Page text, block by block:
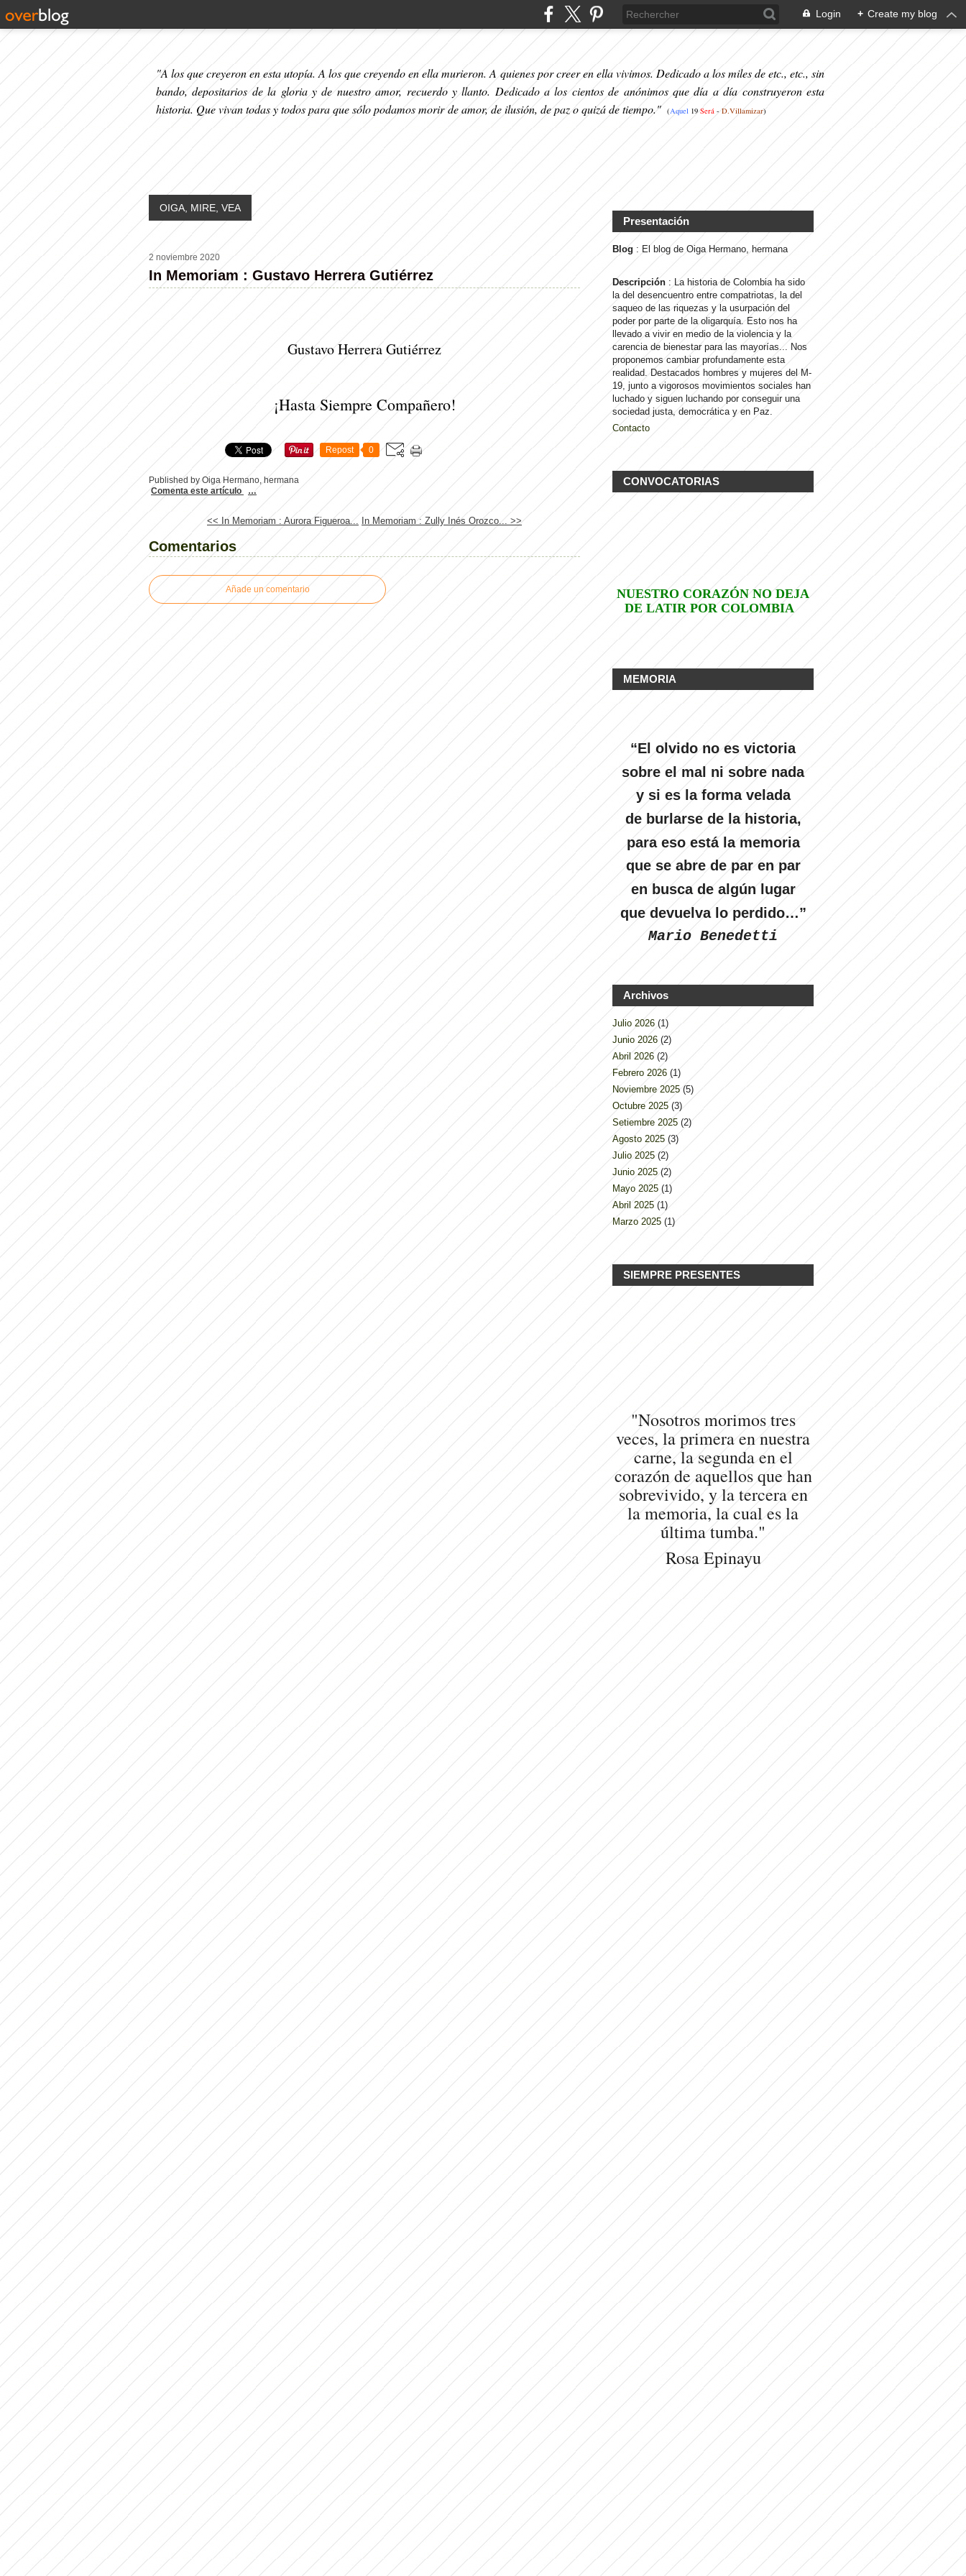
Login + Create my blog
"A los que creyeron en esta utopía. A los que creyendo en ella murieron. A quienes por creer en ella vivimos. Dedicado a los miles de etc., etc., sin
bando, depositarios de la gloria y de nuestro amor, recuerdo y llanto. Dedicado a los cientos de anónimos que día a día construyeron esta
historia. Que vivan todas y todos para que sólo podamos morir de amor, de ilusión, de paz o quizá de tiempo." (Aquel 19 Será - D.Villamizar)
OIGA, MIRE, VEA
2 noviembre 2020
In Memoriam : Gustavo Herrera Gutiérrez
Gustavo Herrera Gutiérrez
¡Hasta Siempre Compañero!
Repost 0
Published by Oiga Hermano, hermana
Comenta este artículo
…
<< In Memoriam : Aurora Figueroa... In Memoriam : Zully Inés Orozco... >>
Comentarios
Añade un comentario
Presentación
Blog : El blog de Oiga Hermano, hermana
Descripción : La historia de Colombia ha sido
la del desencuentro entre compatriotas, la del
saqueo de las riquezas y la usurpación del
poder por parte de la oligarquía. Esto nos ha
llevado a vivir en medio de la violencia y la
carencia de bienestar para las mayorías... Nos
proponemos cambiar profundamente esta
realidad. Destacados hombres y mujeres del M-
19, junto a vigorosos movimientos sociales han
luchado y siguen luchando por conseguir una
sociedad justa, democrática y en Paz.
Contacto
CONVOCATORIAS
NUESTRO CORAZÓN NO DEJA
DE LATIR POR COLOMBIA
MEMORIA
“El olvido no es victoria
sobre el mal ni sobre nada
y si es la forma velada
de burlarse de la historia,
para eso está la memoria
que se abre de par en par
en busca de algún lugar
que devuelva lo perdido…”
Mario Benedetti
Archivos
Julio 2026 (1)
Junio 2026 (2)
Abril 2026 (2)
Febrero 2026 (1)
Noviembre 2025 (5)
Octubre 2025 (3)
Setiembre 2025 (2)
Agosto 2025 (3)
Julio 2025 (2)
Junio 2025 (2)
Mayo 2025 (1)
Abril 2025 (1)
Marzo 2025 (1)
SIEMPRE PRESENTES
"Nosotros morimos tres
veces, la primera en nuestra
carne, la segunda en el
corazón de aquellos que han
sobrevivido, y la tercera en
la memoria, la cual es la
última tumba."
Rosa Epinayu